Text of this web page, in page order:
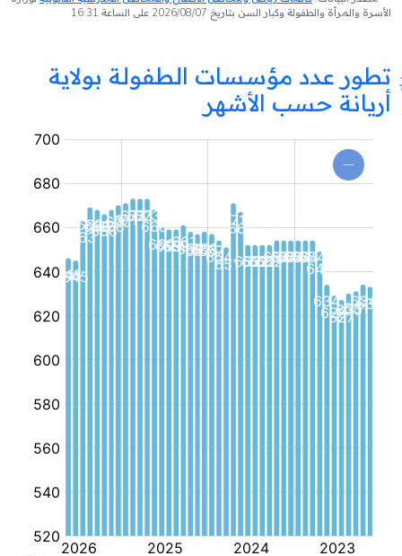
الأسرة والمرأة والطفولة وكبار السن بتاريخ 2026/08/07 على الساعة 16:31
تطور عدد مؤسسات الطفولة بولاية
أريانة حسب الأشهر
مؤسسة